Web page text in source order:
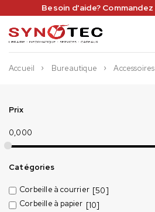
Besoin d'aide?
Accueil Bureautique
Prix
0,000
Catégories
Corbeille à courrier [50]
Corbeille à papier [10]